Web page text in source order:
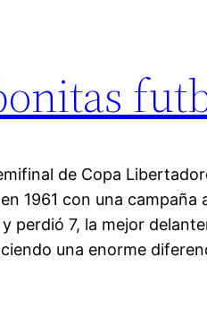
de Copa
1961 con una campaña
perdió 7, la mejor
una enorme